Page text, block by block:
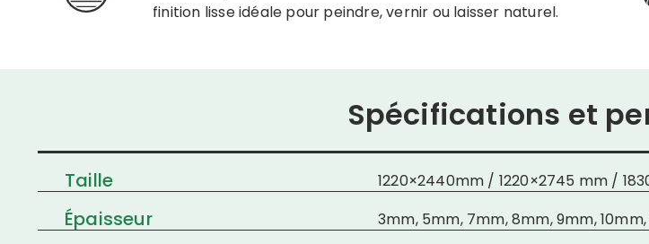
finition lisse idéale pour peindre, vernir ou laisser naturel.
Spécifications et
Taille 1220×2440mm / 1220×2745 mm /
Épaisseur 3mm, 5mm, 7mm, 8mm, 9mm, 10mm,